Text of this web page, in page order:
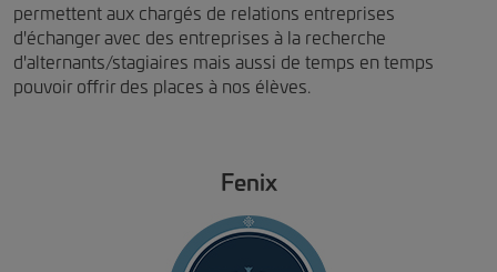
permettent aux chargés de relations entreprises
d'échanger avec des entreprises à la recherche
d'alternants/stagiaires mais aussi de temps en temps
pouvoir offrir des places à nos élèves.
Fenix